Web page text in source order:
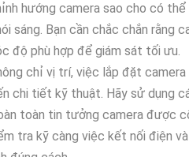
hướng camera sao cho có thể
sáng. Bạn cần chắc chắn rằng
độ phù hợp để giám sát tối ưu.
chỉ vị trí, việc lắp đặt
chi tiết kỹ thuật. Hãy sử dụng
toàn tin tưởng camera được
tra kỹ càng việc kết nối điện